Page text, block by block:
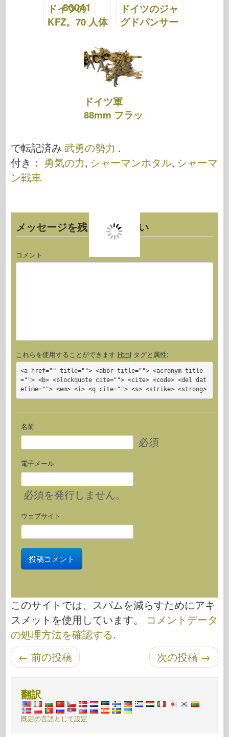
ドイツの
KFZ。70 人体
勇軍 80041
ドイツのジャ
グドパンサー
80058
ドイツ軍
88mm フラッ
軍 80070
で転記済み 武勇の勢力 .
付き： 勇気の力, シャーマンホタル, シャーマ
ン戦車
メッセージを残してください
コメント
これらを使用することができます Html タグと属性:
<a href="" title=""> <abbr title=""> <acronym title
=""> <b> <blockquote cite=""> <cite> <code> <del dat
etime=""> <em> <i> <q cite=""> <s> <strike> <strong>
名前
必須
電子メール
必須を発行しません。
ウェブサイト
このサイトでは、スパムを減らすためにアキ
スメットを使用しています。
コメントデータ
の処理方法を確認する.
投稿ナビゲーション 次の投稿 →
← 前の投稿
翻訳
既定の言語として設定